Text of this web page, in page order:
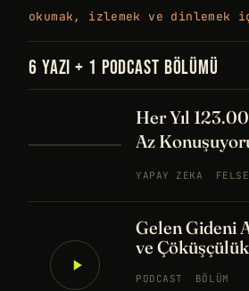
okumak, izlemek ve dinlemek
6 YAZI + 1 PODCAST BÖLÜMÜ
Her Yıl
Az
YAPAY ZEKA
Gelen Gideni
ve Çöküşçülük
PODCAST
BÖLÜM